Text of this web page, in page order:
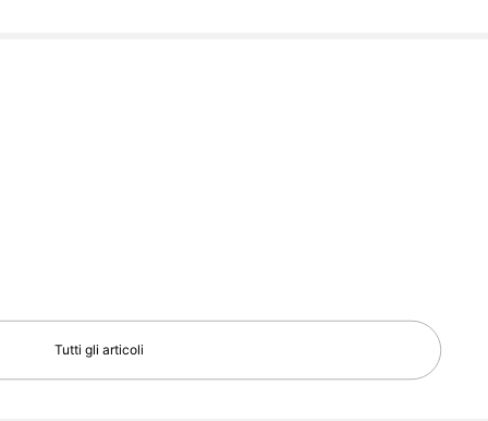
Tutti gli articoli